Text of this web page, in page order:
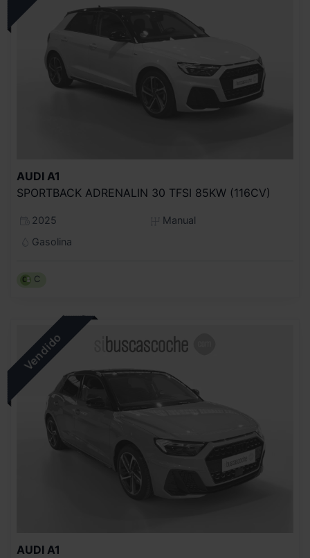
AUDI A1
SPORTBACK ADRENALIN 30 TFSI 85KW (116CV)
2025
Manual
Gasolina
C
AUDI A1